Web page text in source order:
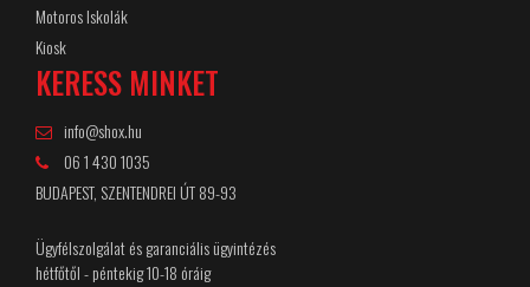
Motoros Iskolák
Kiosk
KERESS MINKET
info@shox.hu
06 1 430 1035
BUDAPEST, SZENTENDREI ÚT 89-93
Ügyfélszolgálat és garanciális ügyintézés
hétfőtől - péntekig 10-18 óráig